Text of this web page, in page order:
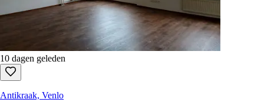
10 dagen geleden
Antikraak, Venlo